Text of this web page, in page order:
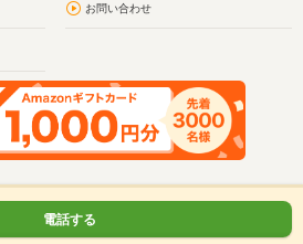
お問い合わせ
電話する